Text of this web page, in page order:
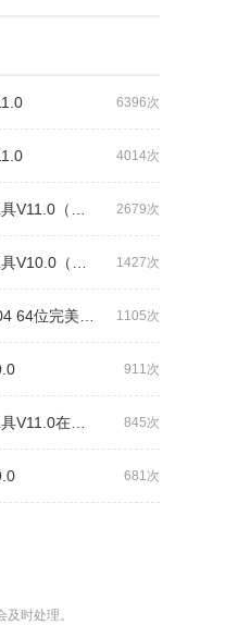
6396次
4014次
2679次
网络版）
1427次
由装机版）
1105次
完美专业版
911次
845次
版+装机版）
681次
时处理。